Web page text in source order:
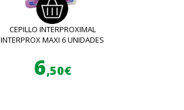
CEPILLO INTERPROXIMAL
INTERPROX MAXI 6 UNIDADES
6,50€